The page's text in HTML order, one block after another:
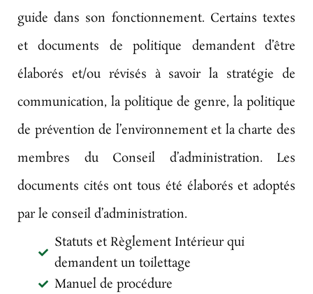
guide dans son fonctionnement. Certains textes
et documents de politique demandent d’être
élaborés et/ou révisés à savoir la stratégie de
communication, la politique de genre, la politique
de prévention de l’environnement et la charte des
membres du Conseil d’administration. Les
documents cités ont tous été élaborés et adoptés
par le conseil d’administration.
Statuts et Règlement Intérieur qui
demandent un toilettage
Manuel de procédure